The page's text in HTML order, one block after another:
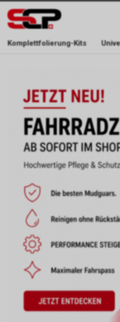
ERREICHBAR NUR WÄHREND DER
Komplettfolierung-Kits